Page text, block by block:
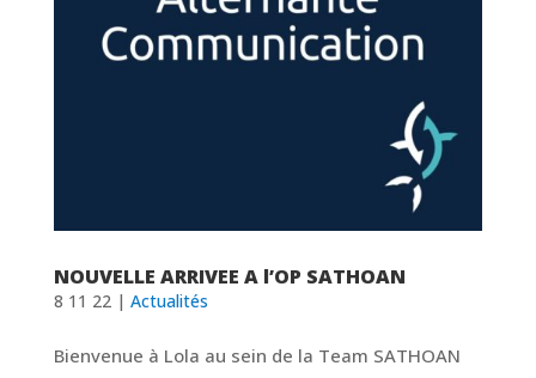
NOUVELLE ARRIVEE A l’OP SATHOAN
8 11 22| Actualités
Bienvenue à Lola au sein de la Team SATHOAN